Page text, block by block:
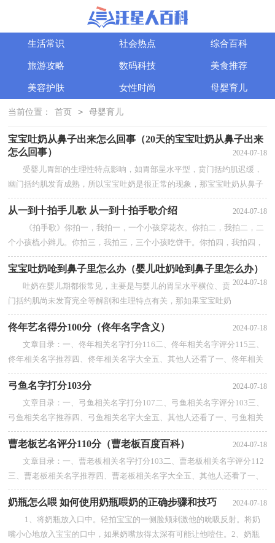
生活常识 社会热点 综合百科
旅游攻略 数码科技 美食推荐
美容护肤 女性时尚 母婴育儿
当前位置： 首页 > 母婴育儿
宝宝吐奶从鼻子出来怎么回事（20天的宝宝吐奶从鼻子出来
怎么回事）
2024-07-18
受婴儿胃部的生理性特点影响，如胃部呈水平型，贲门括约肌迟缓，
幽门括约肌发育成熟，所以宝宝吐奶是很正常的现象，那宝宝吐奶从鼻子
出来怎么回事？正常现象
婴...【查看全部】
从一到十拍手儿歌 从一到十拍手歌介绍 2024-07-18
《拍手歌》你拍一，我拍一，一个小孩穿花衣。你拍二，我拍二，二
个小孩梳小辫儿。你拍三，我拍三，三个小孩吃饼干。你拍四，我拍四，
四个小孩写大字。你拍五，我拍五，五个小孩敲大鼓...【查看全部】
宝宝吐奶呛到鼻子里怎么办（婴儿吐奶呛到鼻子里怎么办）
2024-07-18
吐奶在婴儿期都很常见，主要是与婴儿的胃呈水平横位、贲
门括约肌尚未发育完全等解剖和生理特点有关，那如果宝宝吐奶
呛到鼻子里怎么办呢？变换体位
宝宝一...【查看全部】
佟年艺名得分100分（佟年名字含义） 2024-07-18
文章目录：一、佟年相关名字打分116二、佟年相关名字评分115三、
佟年相关名字推荐四、佟年相关名字大全五、其他人还看了一、佟年相关
名字打分116佟雨尹恒斌佟涛佟树... 【查看全部】
弓鱼名字打分103分 2024-07-18
文章目录：一、弓鱼相关名字打分107二、弓鱼相关名字评分103三、
弓鱼相关名字推荐四、弓鱼相关名字大全五、其他人还看了一、弓鱼相关
名字打分107弓在线利安隆刘景范... 【查看全部】
曹老板艺名评分110分（曹老板百度百科） 2024-07-18
文章目录：一、曹老板相关名字打分103二、曹老板相关名字评分112
三、曹老板相关名字推荐四、曹老板相关名字大全五、其他人还看了一、
曹老板相关名字打分103曹璇曹妙... 【查看全部】
奶瓶怎么喂 如何使用奶瓶喂奶的正确步骤和技巧 2024-07-18
1、将奶瓶放入口中。轻拍宝宝的一侧脸颊刺激他的吮吸反射。将奶
嘴小心地放入宝宝的口中，如果奶嘴放得太深有可能让他噎住。2、奶瓶